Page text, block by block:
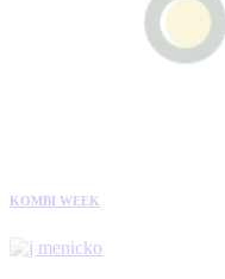
KOMBI WEEK